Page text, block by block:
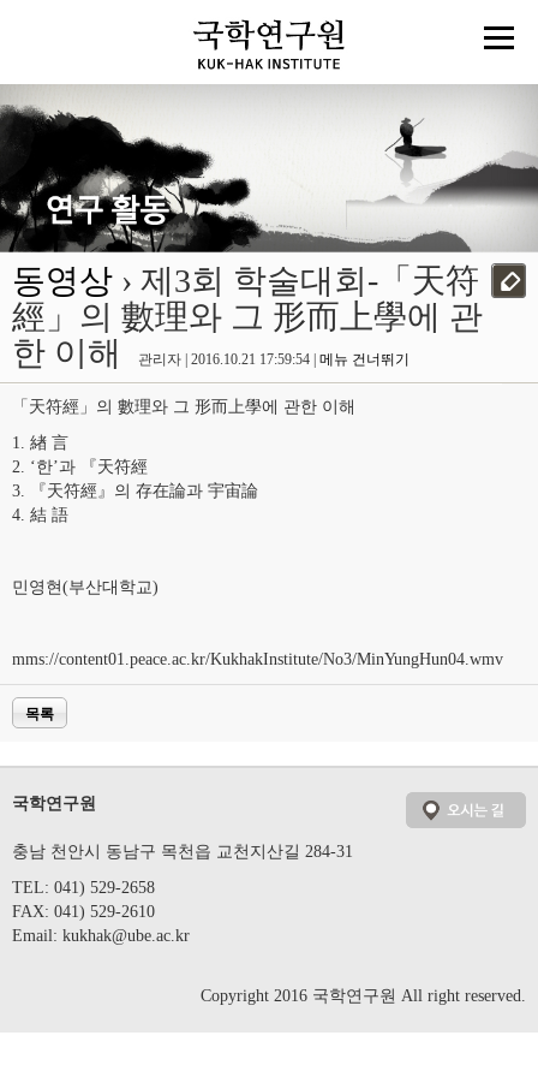
동영상 › 제3회 학술대회-「天符
經」의 數理와 그 形而上學에 관
한 이해
관리자 | 2016.10.21 17:59:54 | 메뉴 건너뛰기
「天符經」의 數理와 그 形而上學에 관한 이해
1. 緖 言
2. ‘한’과 『天符經
3. 『天符經』의 存在論과 宇宙論
4. 結 語
민영현(부산대학교)
mms://content01.peace.ac.kr/KukhakInstitute/No3/MinYungHun04.wmv
목록
국학연구원
충남 천안시 동남구 목천읍 교천지산길 284-31
TEL: 041) 529-2658
FAX: 041) 529-2610
Email: kukhak@ube.ac.kr
Copyright 2016 국학연구원 All right reserved.